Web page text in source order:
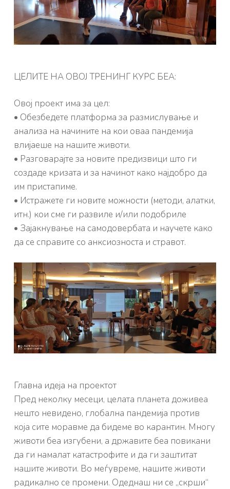
ЦЕЛИТЕ НА ОВОЈ ТРЕНИНГ КУРС БЕА:
Овој проект има за цел:
• Обезбедете платформа за размислување и
анализа на начините на кои оваа пандемија
влијаеше на нашите животи.
• Разговарајте за новите предизвици што ги
создаде кризата и за начинот како најдобро да
им пристапиме.
• Истражете ги новите можности (методи, алатки,
итн.) кои сме ги развиле и/или подобриле
• Зајакнување на самодовербата и научете како
да се справите со анксиозноста и стравот.
Главна идеја на проектот
Пред неколку месеци, целата планета доживеа
нешто невидено, глобална пандемија против
која сите моравме да бидеме во карантин. Многу
животи беа изгубени, а државите беа повикани
да ги намалат катастрофите и да ги заштитат
нашите животи. Во меѓувреме, нашите животи
радикално се промени. Одеднаш ни се „скрши“